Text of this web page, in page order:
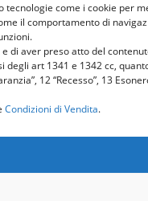
come i cookie per
il comportamento di
di aver preso atto del
art 1341 e 1342 cc,
12 “Recesso”, 13
Condizioni di Vendita.